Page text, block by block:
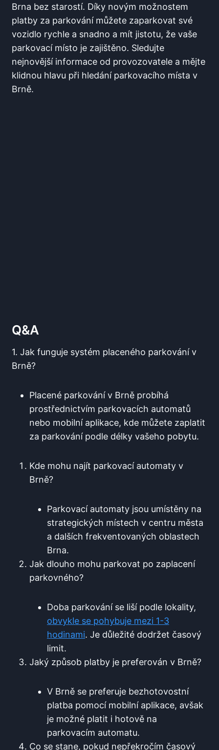
Brna ‌bez starostí. Díky novým možnostem
platby za parkování můžete zaparkovat své
vozidlo rychle a snadno a mít ‍jistotu, že‌ vaše
parkovací místo je zajištěno. Sledujte
nejnovější informace od ​provozovatele a mějte
klidnou hlavu při hledání parkovacího místa v
Brně.
Q&A
1. Jak funguje systém placeného parkování v
Brně?
Placené parkování ​v Brně probíhá
prostřednictvím parkovacích automatů
nebo mobilní aplikace, kde ⁢můžete zaplatit
​za parkování podle délky vašeho ⁢pobytu.
Kde mohu najít parkovací automaty ⁢v
Brně?
Parkovací automaty jsou umístěny ⁤na
strategických místech v​ centru města
a‍ dalších frekventovaných oblastech
⁢Brna.
Jak dlouho mohu parkovat po⁣ zaplacení
parkovného?
Doba parkování se liší podle lokality,
obvykle ‍se pohybuje mezi 1-3
hodinami. Je důležité‍ dodržet⁢ časový
limit.
Jaký způsob platby je preferován v Brně?
V Brně se preferuje bezhotovostní
platba pomocí mobilní⁣ aplikace, avšak
je možné platit⁢ i hotově na
parkovacím automatu.
Co‌ se stane, pokud nepřekročím časový